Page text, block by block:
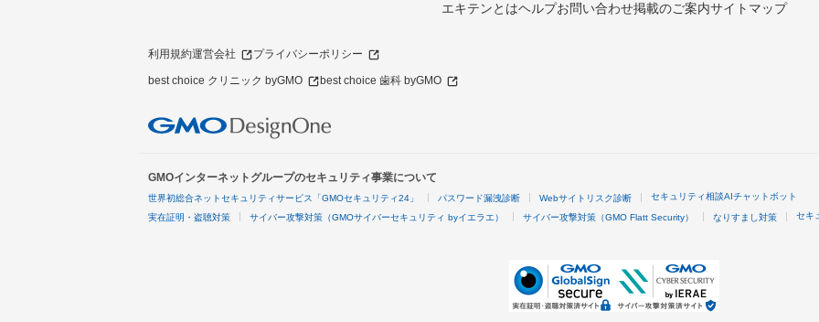
エキテンとはヘルプお問い合わせ掲載のご案内サイトマップ
利用規約運営会社 プライバシーポリシー
best choice クリニック byGMO best choice 歯科 byGMO
GMOインターネットグループのセキュリティ事業について
世界初総合ネットセキュリティサービス「GMOセキュリティ24」 パスワード漏洩診断 Webサイトリスク診断 セキュリティ相談AIチャットボット
実在証明・盗聴対策 サイバー攻撃対策（GMOサイバーセキュリティ byイエラエ） サイバー攻撃対策（GMO Flatt Security） なりすまし対策 セキ